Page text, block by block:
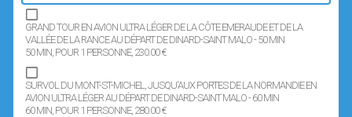
GRAND TOUR EN AVION ULTRA LÉGER DE LA CÔTE EMERAUDE ET DE LA
VALLÉE DE LA RANCE AU DÉPART DE DINARD-SAINT MALO - 50 MIN
50 MIN, POUR 1 PERSONNE, 230.00 €
SURVOL DU MONT-ST-MICHEL, JUSQU'AUX PORTES DE LA NORMANDIE EN
AVION ULTRA LÉGER AU DÉPART DE DINARD-SAINT MALO - 60 MIN
60 MIN, POUR 1 PERSONNE, 280.00 €